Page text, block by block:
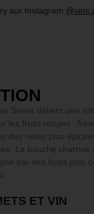
sur Instagram
Seren détient une
les fruits rouges :
des notes plus
La bouche
par des fruits plus
ET VIN